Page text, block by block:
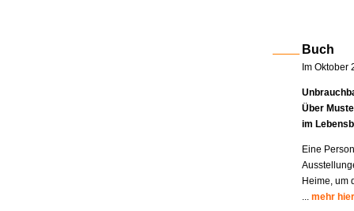
Buch
Im Oktober
Über
im
Eine
Heime, um
... mehr hier